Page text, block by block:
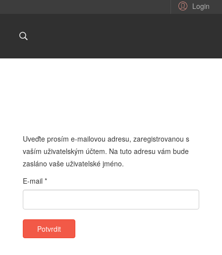
Login
Uveďte prosím e-mailovou adresu, zaregistrovanou s
vaším uživatelským účtem. Na tuto adresu vám bude
zasláno vaše uživatelské jméno.
E-mail *
Potvrdit